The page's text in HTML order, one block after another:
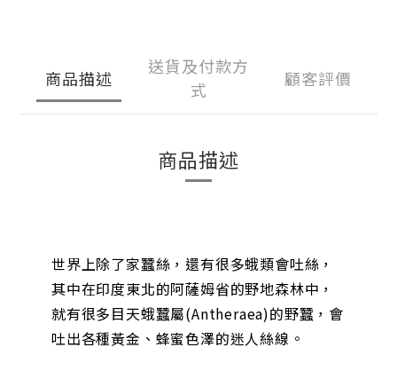
商品描述
送貨及付款方
式
顧客評價
商品描述
世界上除了家蠶絲，還有很多蛾類會吐絲，
其中在印度東北的阿薩姆省的野地森林中，
就有很多目天蛾蠶屬(Antheraea)的野蠶，會
吐出各種黃金、蜂蜜色澤的迷人絲線。